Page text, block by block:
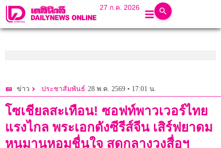
27 ก.ค. 2026
ข่าว ประชาสัมพันธ์ 28 พ.ค. 2569 • 17:01 น.
โซเชียลสะเทือน! ซอฟท์พาวเวอร์ไทย
แรงไกล พระเอกดังซีรีส์จีน เสิร์ฟยาดม
หนุมานหอมชื่นใจ สูดกลางวงสื่อฯ